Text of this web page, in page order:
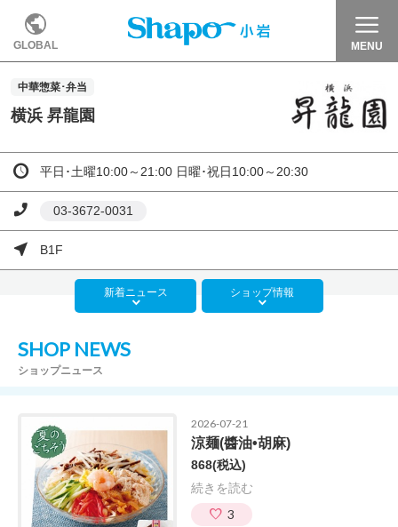
GLOBAL MENU
中華惣菜･弁当
横浜 昇龍園
平日･土曜10:00～21:00 日曜･祝日10:00～20:30
03-3672-0031
B1F
新着ニュース ショップ情報
SHOP NEWS
ショップニュース
2026-07-21
涼麺(醬油•胡麻)
868(税込)
続きを読む
3